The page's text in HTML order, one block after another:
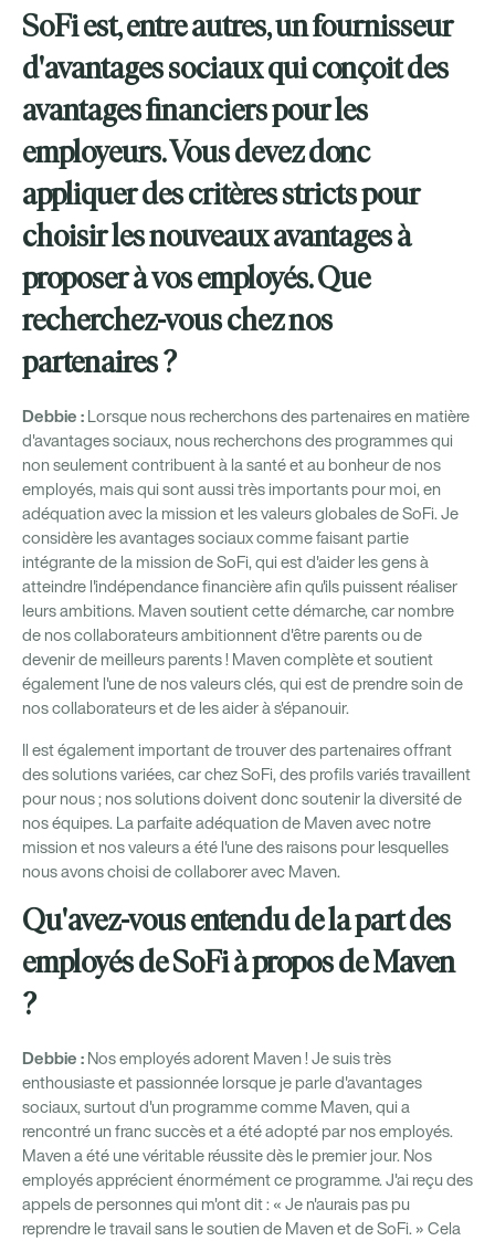
SoFi est, entre autres, un fournisseur
d'avantages sociaux qui conçoit des
avantages financiers pour les
employeurs. Vous devez donc
appliquer des critères stricts pour
choisir les nouveaux avantages à
proposer à vos employés. Que
recherchez-vous chez nos
partenaires ?
Debbie :
Lorsque nous recherchons des partenaires en matière
d'avantages sociaux, nous recherchons des programmes qui
non seulement contribuent à la santé et au bonheur de nos
employés, mais qui sont aussi très importants pour moi, en
adéquation avec la mission et les valeurs globales de SoFi. Je
considère les avantages sociaux comme faisant partie
intégrante de la mission de SoFi, qui est d'aider les gens à
atteindre l'indépendance financière afin qu'ils puissent réaliser
leurs ambitions. Maven soutient cette démarche, car nombre
de nos collaborateurs ambitionnent d'être parents ou de
devenir de meilleurs parents ! Maven complète et soutient
également l'une de nos valeurs clés, qui est de prendre soin de
nos collaborateurs et de les aider à s'épanouir.
Il est également important de trouver des partenaires offrant
des solutions variées, car chez SoFi, des profils variés travaillent
pour nous ; nos solutions doivent donc soutenir la diversité de
nos équipes. La parfaite adéquation de Maven avec notre
mission et nos valeurs a été l'une des raisons pour lesquelles
nous avons choisi de collaborer avec Maven.
Qu'avez-vous entendu de la part des
employés de SoFi à propos de Maven
?
Debbie : Nos employés adorent Maven ! Je suis très
enthousiaste et passionnée lorsque je parle d'avantages
sociaux, surtout d'un programme comme Maven, qui a
rencontré un franc succès et a été adopté par nos employés.
Maven a été une véritable réussite dès le premier jour. Nos
employés apprécient énormément ce programme. J'ai reçu des
appels de personnes qui m'ont dit : « Je n'aurais pas pu
reprendre le travail sans le soutien de Maven et de SoFi. » Cela